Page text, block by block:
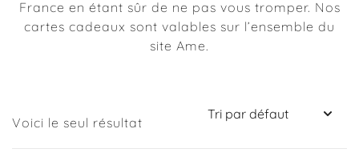
France en étant sûr de ne pas vous tromper. Nos
cartes cadeaux sont valables sur l’ensemble du
site Ame.
Voici le seul résultat